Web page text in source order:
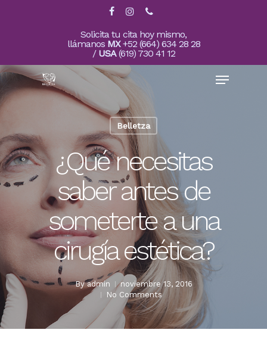
facebookinstagramphone
Solicita tu cita hoy mismo,
llámanos MX +52 (664) 634 28 28
/ USA (619) 730 41 12
Menu
Belletza
¿Qué necesitas
saber antes de
someterte a una
cirugía estética?
By admin
noviembre 13, 2016
No Comments